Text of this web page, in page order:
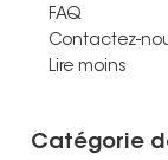
FAQ
Contactez-
Lire moins
Catégorie